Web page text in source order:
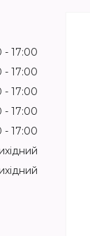
17:00
17:00
17:00
17:00
17:00